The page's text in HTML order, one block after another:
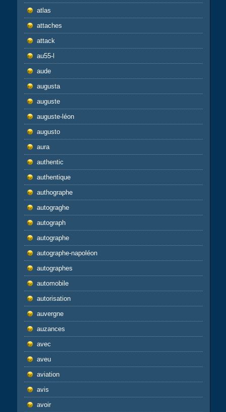
atlas
attaches
attack
au55-l
aude
augusta
auguste
auguste-léon
augusto
aura
authentic
authentique
authographe
autograghe
autograph
autographe
autographe-napoléon
autographes
automobile
autorisation
auvergne
auzances
avec
aveu
aviation
avis
avoir